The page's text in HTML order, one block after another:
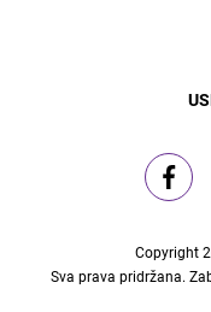
Copyright
Sva prava pridržana.